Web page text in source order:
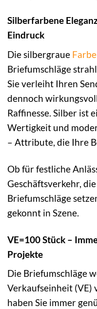
Silberfarbene
Eindruck
Die silbergraue Farbe
Briefumschläge
Sie verleiht Ihren
dennoch
Raffinesse. Silber ist
Wertigkeit und
– Attribute, die Ihre
Ob für festliche
Geschäftsverkehr,
Briefumschläge
gekonnt in Szene.
VE=100 Stück –
Projekte
Die Briefumschläge
Verkaufseinheit (VE)
haben Sie immer